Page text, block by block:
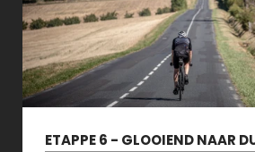
ETAPPE 6 - GLOOIEND NAAR